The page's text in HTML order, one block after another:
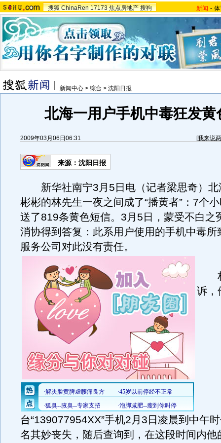
搜狐 ChinaRen 17173 焦点房地产 搜狗 新闻 -
新闻中心 > 综合 > 沈阳日报
北海一用户手机中毒狂发黄
2009年03月06日06:31 [我来说
来源：沈阳日报
新华社南宁3月5日电（记者梁思奇）北
彬彬的林先生一夜之间成了“播黄者”：7个
送了819条黄色短信。3月5日，蒙受不白之
消协得到答复：此系用户使用的手机中毒所
服务公司对此没有责任。
林
诉，
台“139077954XX”手机2月3日凌晨到中午
名其妙丧失，随后查询到，在这段时间内他